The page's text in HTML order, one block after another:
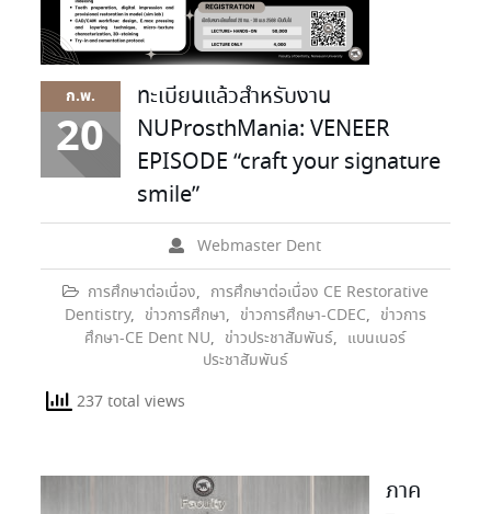
ก.พ.
20
ทะเบียนแล้วสำหรับงาน
NUProsthMania: VENEER
EPISODE “craft your signature
smile”
Webmaster Dent
การศึกษาต่อเนื่อง, การศึกษาต่อเนื่อง CE Restorative
Dentistry, ข่าวการศึกษา, ข่าวการศึกษา-CDEC, ข่าวการ
ศึกษา-CE Dent NU, ข่าวประชาสัมพันธ์, แบนเนอร์
ประชาสัมพันธ์
237 total views
ภาค